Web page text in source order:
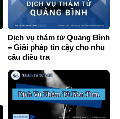
Dịch vụ thám tử Quảng Bình
– Giải pháp tin cậy cho nhu
cầu điều tra